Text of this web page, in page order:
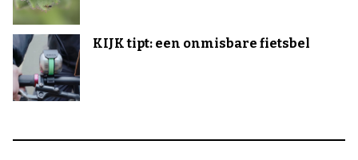
KIJK tipt: een onmisbare fietsbel